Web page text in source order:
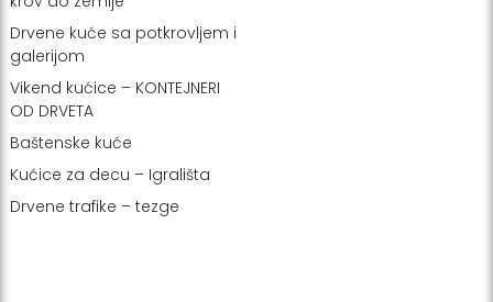
Drvene kuće sa potkrovljem i
galerijom
Vikend kućice – KONTEJNERI
OD DRVETA
Baštenske kuće
Kućice za decu – Igrališta
Drvene trafike – tezge